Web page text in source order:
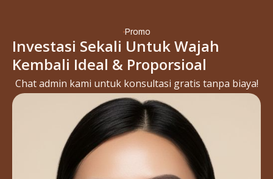
Promo
Investasi Sekali Untuk Wajah
Kembali Ideal & Proporsioal
Chat admin kami untuk konsultasi gratis tanpa biaya!